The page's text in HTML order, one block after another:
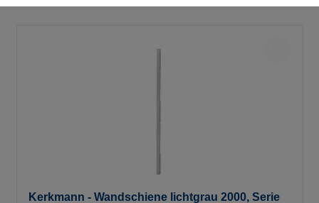
Kerkmann - Wandschiene lichtgrau 2000, Serie